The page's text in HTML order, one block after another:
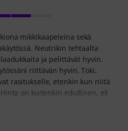
mikkikaapeleina sekä
Neutrikin tehtaalta
ja pelittävät hyvin.
riittävän hyvin. Toki,
rasitukselle, etenkin kun niitä
on kuitenkin edullinen, eli